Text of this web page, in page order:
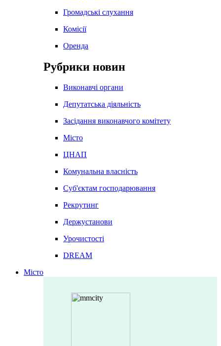
Громадські слухання
Комісії
Оренда
Рубрики новин
Виконавчі органи
Депутатська діяльність
Засідання виконавчого комітету
Місто
ЦНАП
Комунальна власність
Суб'єктам господарювання
Рекрутинг
Держустанови
Урочистості
DREAM
Місто